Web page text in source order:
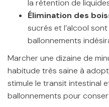
la rétention de
Élimination des
sucrés et l’alcool
ballonnements
Marcher une dizaine de
habitude très saine à
stimule le transit intestinal
ballonnements pour